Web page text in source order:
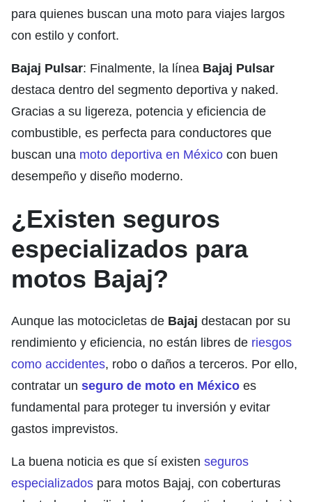
para quienes buscan una moto para viajes largos
con estilo y confort.
Bajaj Pulsar: Finalmente, la línea Bajaj Pulsar
destaca dentro del segmento deportiva y naked.
Gracias a su ligereza, potencia y eficiencia de
combustible, es perfecta para conductores que
buscan una moto deportiva en México con buen
desempeño y diseño moderno.
¿Existen seguros
especializados para
motos Bajaj?
Aunque las motocicletas de Bajaj destacan por su
rendimiento y eficiencia, no están libres de riesgos
como accidentes, robo o daños a terceros. Por ello,
contratar un seguro de moto en México es
fundamental para proteger tu inversión y evitar
gastos imprevistos.
La buena noticia es que sí existen seguros
especializados para motos Bajaj, con coberturas